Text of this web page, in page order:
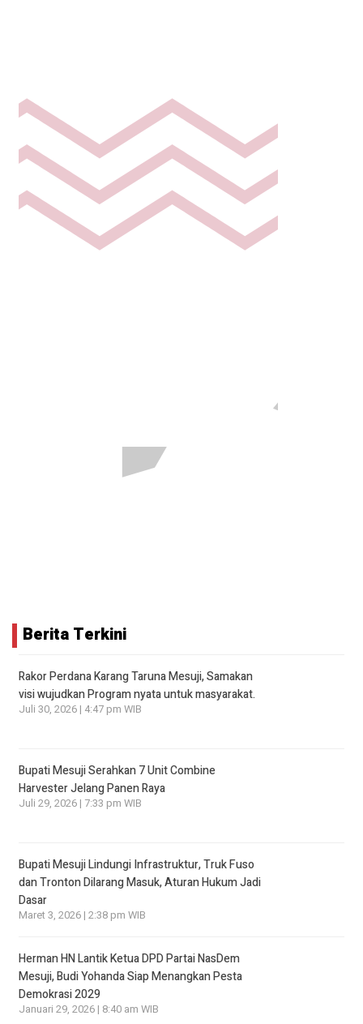
Berita Terkini
Rakor Perdana Karang Taruna Mesuji, Samakan
visi wujudkan Program nyata untuk masyarakat.
Juli 30, 2026 | 4:47 pm WIB
Bupati Mesuji Serahkan 7 Unit Combine
Harvester Jelang Panen Raya
Juli 29, 2026 | 7:33 pm WIB
Bupati Mesuji Lindungi Infrastruktur, Truk Fuso
dan Tronton Dilarang Masuk, Aturan Hukum Jadi
Dasar
Maret 3, 2026 | 2:38 pm WIB
Herman HN Lantik Ketua DPD Partai NasDem
Mesuji, Budi Yohanda Siap Menangkan Pesta
Demokrasi 2029
Januari 29, 2026 | 8:40 am WIB